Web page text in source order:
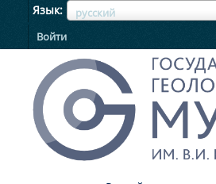
Язык русский
ЯзыкЯзык
Войти